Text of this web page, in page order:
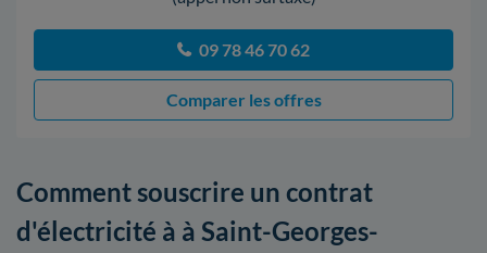
09 78 46 70 62
Comparer les offres
Comment souscrire un contrat
d'électricité à à Saint-Georges-